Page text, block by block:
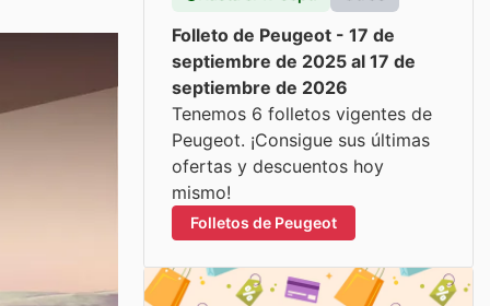
Folleto de Peugeot - 17 de
septiembre de 2025 al 17 de
septiembre de 2026
Tenemos 6 folletos vigentes de
Peugeot. ¡Consigue sus últimas
ofertas y descuentos hoy
mismo!
Folletos de Peugeot